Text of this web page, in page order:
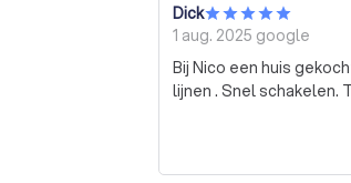
Dick
1 aug. 2025 google
Bij Nico een huis
lijnen . Snel schakelen.